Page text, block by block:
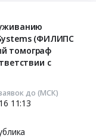
(ФИЛИПС
томограф
с
до (МСК)
11:13